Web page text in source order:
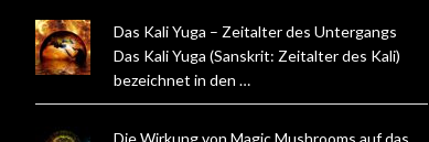
Das Kali Yuga – Zeitalter des Untergangs
Das Kali Yuga (Sanskrit: Zeitalter des Kali)
bezeichnet in den …
Die Wirkung von Magic Mushrooms auf das